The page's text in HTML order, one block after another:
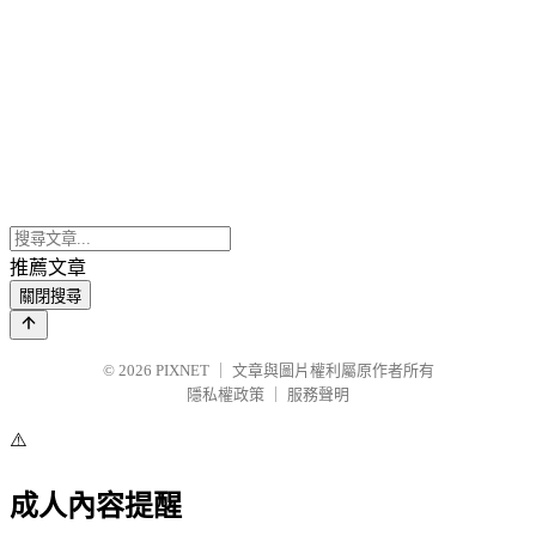
推薦文章
關閉搜尋
© 2026 PIXNET
文章與圖片權利屬原作者所有
隱私權政策
服務聲明
⚠️
成人內容提醒